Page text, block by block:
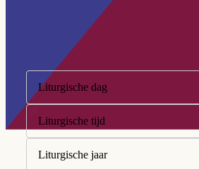
Filter op:
Liturgische dag
10e Zondag
11e Zondag
Liturgische tijd
Advent
Liturgische jaar